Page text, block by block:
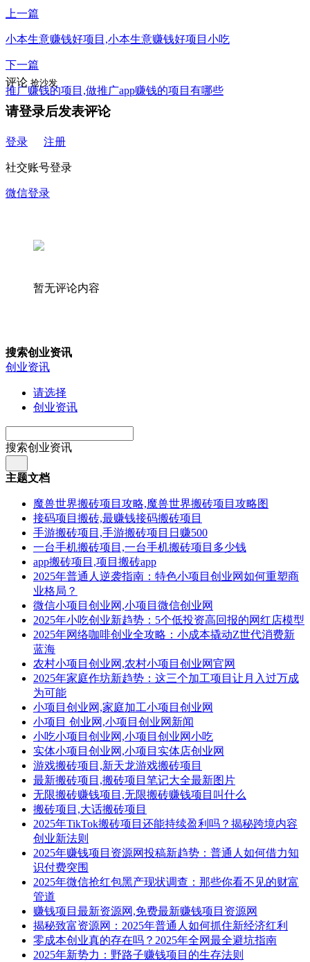
上一篇
小本生意赚钱好项目,小本生意赚钱好项目小吃
下一篇
推广赚钱的项目,做推广app赚钱的项目有哪些
评论 抢沙发
请登录后发表评论
登录 注册
社交账号登录
微信登录
暂无评论内容
搜索创业资讯
创业资讯
请选择
创业资讯
搜索创业资讯
主题文档
魔兽世界搬砖项目攻略,魔兽世界搬砖项目攻略图
接码项目搬砖,最赚钱接码搬砖项目
手游搬砖项目,手游搬砖项目日赚500
一台手机搬砖项目,一台手机搬砖项目多少钱
app搬砖项目,项目搬砖app
2025年普通人逆袭指南：特色小项目创业网如何重塑商
业格局？
微信小项目创业网,小项目微信创业网
2025年小吃创业新趋势：5个低投资高回报的网红店模型
2025年网络咖啡创业全攻略：小成本撬动Z世代消费新
蓝海
农村小项目创业网,农村小项目创业网官网
2025年家庭作坊新趋势：这三个加工项目让月入过万成
为可能
小项目创业网,家庭加工小项目创业网
小项目 创业网,小项目创业网新闻
小吃小项目创业网,小项目创业网小吃
实体小项目创业网,小项目实体店创业网
游戏搬砖项目,新天龙游戏搬砖项目
最新搬砖项目,搬砖项目笔记大全最新图片
无限搬砖赚钱项目,无限搬砖赚钱项目叫什么
搬砖项目,大话搬砖项目
2025年TikTok搬砖项目还能持续盈利吗？揭秘跨境内容
创业新法则
2025年赚钱项目资源网投稿新趋势：普通人如何借力知
识付费突围
2025年微信抢红包黑产现状调查：那些你看不见的财富
管道
赚钱项目最新资源网,免费最新赚钱项目资源网
揭秘致富资源网：2025年普通人如何抓住新经济红利
零成本创业真的存在吗？2025年全网最全避坑指南
2025年新势力：野路子赚钱项目的生存法则